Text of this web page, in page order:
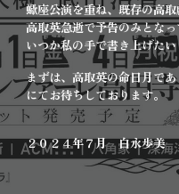
蠍座公演を重ね、既存の高
高取英急逝で予告のみとな
いつか私の手で書き上げた
まずは、高取英の命日月で
にてお待ちしております。
２０２４年７月 白永歩美